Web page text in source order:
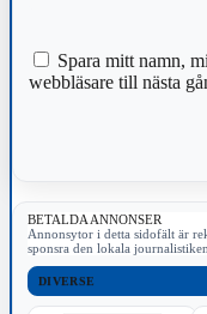
Spara mitt namn,
webbläsare till nästa
BETALDA ANNONSER
Annonsytor i detta sidofält är
sponsra den lokala
DIVERSE